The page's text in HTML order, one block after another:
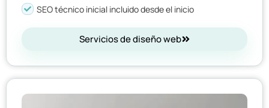
SEO técnico inicial incluido desde el inicio
Servicios de diseño web